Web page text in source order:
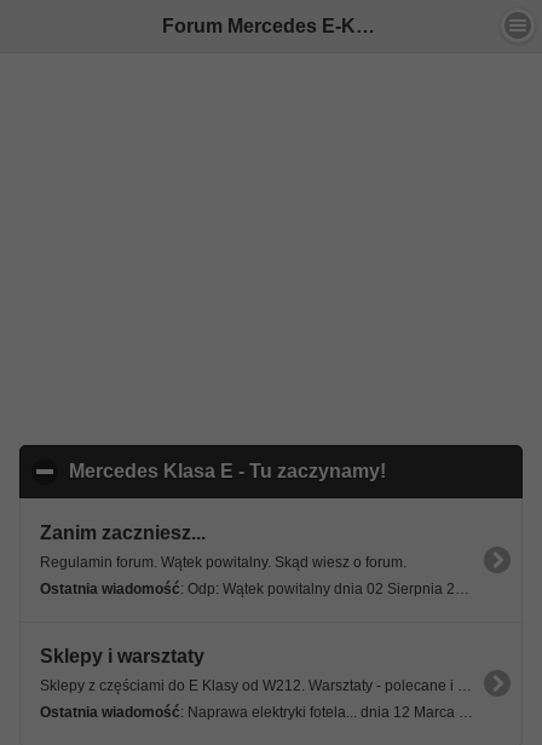
Forum Mercedes E-Klasa - Indeks
Mercedes Klasa E - Tu zaczynamy!
Zanim zaczniesz...
Regulamin forum. Wątek powitalny. Skąd wiesz o forum.
Ostatnia wiadomość: Odp: Wątek powitalny dnia 02 Sierpnia 2026, 22:46 12s
Sklepy i warsztaty
Sklepy z częściami do E Klasy od W212. Warsztaty - polecane i niepolecane.
Ostatnia wiadomość: Naprawa elektryki fotela... dnia 12 Marca 2026, 07:48 12s